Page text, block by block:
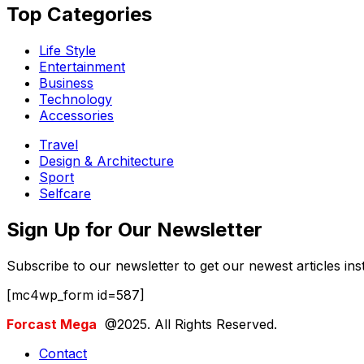
Top Categories​
Life Style
Entertainment
Business
Technology
Accessories
Travel
Design & Architecture
Sport
Selfcare
Sign Up for Our Newsletter
Subscribe to our newsletter to get our newest articles
[mc4wp_form id=587]
Forcast Mega @2025. All Rights Reserved.
Contact